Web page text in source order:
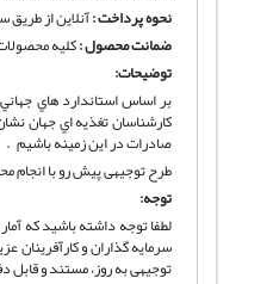
نحوه پرداخت :آنلاین از
ضمانت محصول :کلیه
توضیحات:
كارشناسان تغذيه اي جهان
صادرات در اين زمينه باشيم .
طرح توجیهی پیش رو با انجام
توجه:
لطفا توجه داشته باشید که
سرمایه گذاران و
توجیهی به روز، مستند و قابل